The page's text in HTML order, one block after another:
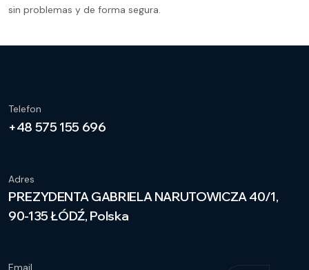
sin problemas y de forma segura.
Telefon
+48 575 155 696
Adres
PREZYDENTA GABRIELA NARUTOWICZA 40/1,
90-135 ŁÓDŹ, Polska
Email